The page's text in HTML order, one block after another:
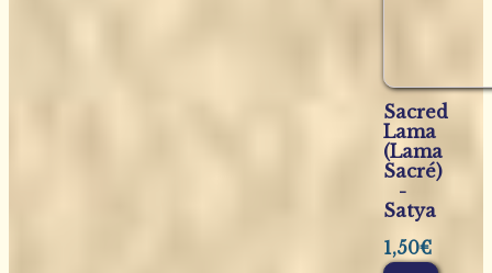
Sacred
Lama
(Lama
Sacré)
-
Satya
1,50€